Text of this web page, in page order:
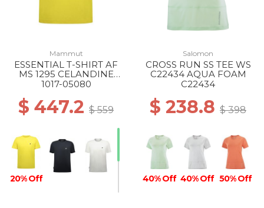
Mammut
ESSENTIAL T-SHIRT AF
MS 1295 CELANDINE
PRT1
1017-05080
$ 447.2 $ 559
20% Off
Salomon
CROSS RUN SS TEE WS
C22434 AQUA FOAM
C22434
$ 238.8 $ 398
40% Off 40% Off 50% Off